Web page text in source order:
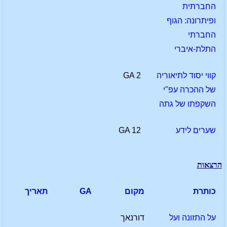
החברתית
ופיתרונה: הגוף
החברתי
התלת-איברי
קווי יסוד לתיאוריה
של ההכרה עפ"י
השקפתו של גתה
GA 2
שערים לידע GA 12
הרצאות
כותרת מקום GA תאריך
על התזונה ועל
דורנאך